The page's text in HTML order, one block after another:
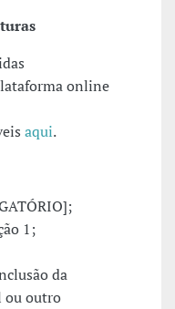
online
aqui.
1;
da
ou outro